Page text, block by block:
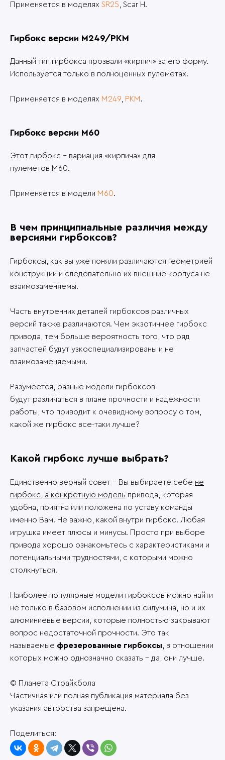
Применяется в моделях SR25, Scar H.
Гирбокс версии M249/PKM
Данный тип гирбокса прозвали «кирпич» за его форму.
Используется только в полноценных пулеметах.
Применяется в моделях M249, PKM.
Гирбокс версии M60
Этот гирбокс - вариация «кирпича» для
пулеметов M60.
Применяется в модели M60.
В чем принципиальные различия между
версиями гирбоксов?
Гирбоксы, как вы уже поняли различаются геометрией
конструкции и следовательно их внешние корпуса не
взаимозаменяемы.
Часть внутренних деталей гирбоксов различных
версий также различаются. Чем экзотичнее гирбокс
привода, тем больше вероятность того, что ряд
запчастей будут узкоспециализированы и не
взаимозаменяемыми.
Разумеется, разные модели гирбоксов
будут различаться в плане прочности и надежности
работы, что приводит к очевидному вопросу о том,
какой же гирбокс все-таки лучше?
Какой гирбокс лучше выбрать?
Единственно верный совет – Вы выбираете себе не
гирбокс, а конкретную модель привода, которая
удобна, приятна или положена по уставу команды
именно Вам. Не важно, какой внутри гирбокс. Любая
игрушка имеет плюсы и минусы. Просто при выборе
привода хорошо ознакомьтесь с характеристиками и
потенциальными трудностями, с которыми можно
столкнуться.
Наиболее популярные модели гирбоксов можно найти
не только в базовом исполнении из силумина, но и их
алюминиевые версии, которые полностью закрывают
вопрос недостаточной прочности. Это так
называемые фрезерованные гирбоксы, в отношении
которых можно однозначно сказать – да, они лучше.
© Планета Страйкбола
Частичная или полная публикация материала без
указания авторства запрещена.
Поделиться: